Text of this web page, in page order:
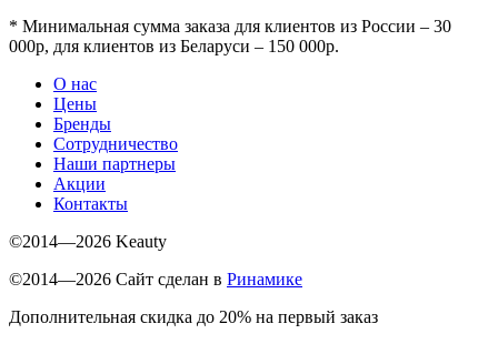
* Минимальная сумма заказа для клиентов из России – 30
000р, для клиентов из Беларуси – 150 000р.
О нас
Цены
Бренды
Сотрудничество
Наши партнеры
Акции
Контакты
©2014—2026 Keauty
©2014—2026 Сайт сделан в Ринамике
Дополнительная скидка до 20% на первый заказ